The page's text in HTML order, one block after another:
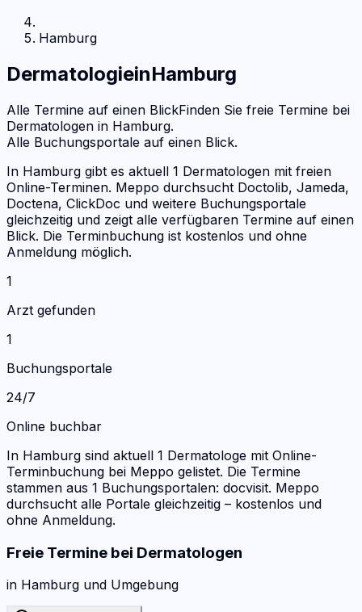
Hamburg
DermatologieinHamburg
Alle Termine auf einen BlickFinden Sie freie Termine bei
Dermatologen in Hamburg.
Alle Buchungsportale auf einen Blick.
In Hamburg gibt es aktuell 1 Dermatologen mit freien
Online-Terminen. Meppo durchsucht Doctolib, Jameda,
Doctena, ClickDoc und weitere Buchungsportale
gleichzeitig und zeigt alle verfügbaren Termine auf einen
Blick. Die Terminbuchung ist kostenlos und ohne
Anmeldung möglich.
1
Arzt gefunden
1
Buchungsportale
24/7
Online buchbar
In Hamburg sind aktuell 1 Dermatologe mit Online-
Terminbuchung bei Meppo gelistet. Die Termine
stammen aus 1 Buchungsportalen: docvisit. Meppo
durchsucht alle Portale gleichzeitig – kostenlos und
ohne Anmeldung.
Freie Termine bei Dermatologen
in Hamburg und Umgebung